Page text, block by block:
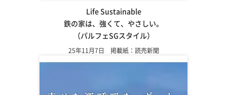
Life Sustainable
鉄の家は、強くて、やさしい。
（パルフェSGスタイル）
25年11月7日 掲載紙：読売新聞